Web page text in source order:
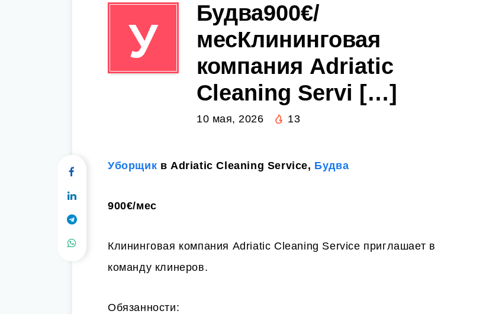
У
Будва900€/
месКлининговая
компания Adriatic
Cleaning Servi […]
10 мая, 2026 13
Уборщик в Adriatic Cleaning Service, Будва
900€/мес
Клининговая компания Adriatic Cleaning Service приглашает в
команду клинеров.
Обязанности: